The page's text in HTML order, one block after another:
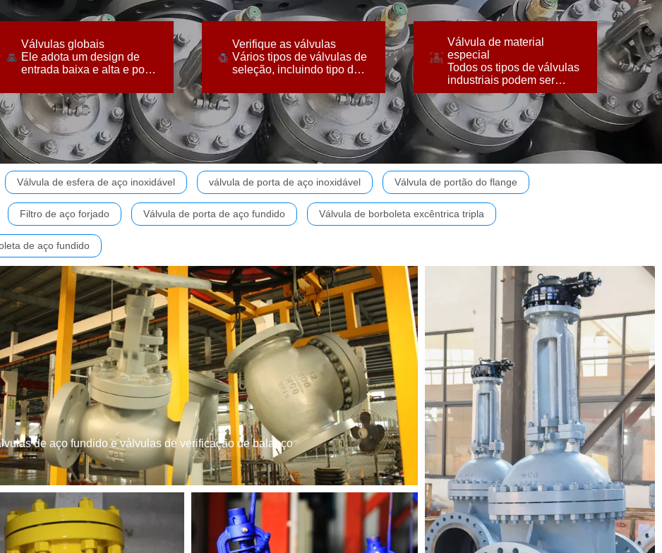
Válvulas globais
Ele adota um design de
entrada baixa e alta e pode
de uma válvula de
verificação.
Válvulas globais
Ele adota um design de
entrada baixa e alta e pode
de uma válvula de
verificação.
Verifique as válvulas
Vários tipos de válvulas de
seleção, incluindo tipo de
rosqueadas, soldadas e
assim por diante.
Verifique as válvulas
Vários tipos de válvulas de
seleção, incluindo tipo de
rosqueadas, soldadas e
assim por diante.
Válvula de material
especial
Todos os tipos de válvulas
industriais podem ser
fabricadas com materiais
especiais.
Válvula de material
especial
Todos os tipos de válvulas
industriais podem ser
fabricadas com materiais
especiais.
Válvula de esfera de aço inoxidável válvula de porta de aço inoxidável Válvula de portão do flange
Filtro de aço forjado Válvula de porta de aço fundido Válvula de borboleta excêntrica tripla
de aço fundido
de aço fundido e válvulas de verificação de balanço